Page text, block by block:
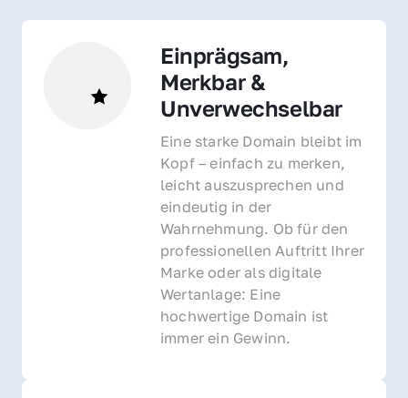
Einprägsam,
Merkbar &
Unverwechselbar
Eine starke Domain bleibt im
Kopf – einfach zu merken,
leicht auszusprechen und
eindeutig in der
Wahrnehmung. Ob für den
professionellen Auftritt Ihrer
Marke oder als digitale
Wertanlage: Eine
hochwertige Domain ist
immer ein Gewinn.